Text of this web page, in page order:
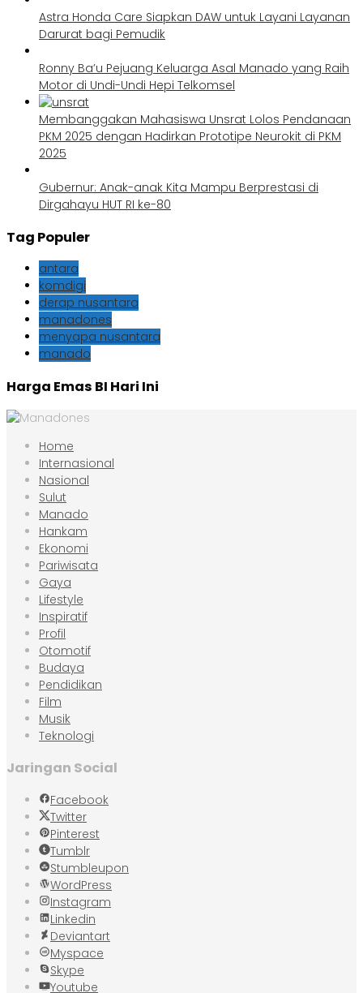
Astra Honda Care Siapkan DAW untuk Layani Layanan
Darurat bagi Pemudik
Ronny Ba’u Pejuang Keluarga Asal Manado yang Raih
Motor di Undi-Undi Hepi Telkomsel
Membanggakan Mahasiswa Unsrat Lolos Pendanaan
PKM 2025 dengan Hadirkan Prototipe Neurokit di PKM
2025
Gubernur: Anak-anak Kita Mampu Berprestasi di
Dirgahayu HUT RI ke-80
Tag Populer
antara
komdigi
derap nusantara
manadones
menyapa nusantara
manado
Harga Emas BI Hari Ini
Home
Internasional
Nasional
Sulut
Manado
Hankam
Ekonomi
Pariwisata
Gaya
Lifestyle
Inspiratif
Profil
Otomotif
Budaya
Pendidikan
Film
Musik
Teknologi
Jaringan Social
Facebook
Twitter
Pinterest
Tumblr
Stumbleupon
WordPress
Instagram
Linkedin
Deviantart
Myspace
Skype
Youtube